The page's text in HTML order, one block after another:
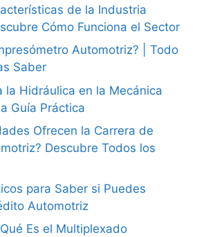
de la Industria
Cómo Funciona el Sector
Automotriz? | Todo
Saber
la Hidráulica en la Mecánica
Guía Práctica
Ofrecen la Carrera de
Descubre Todos los
para Saber si Puedes
Automotriz
Es el Multiplexado